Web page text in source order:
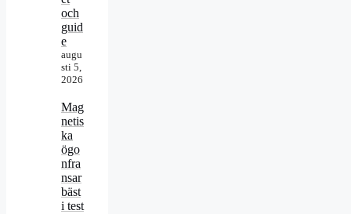
och
guid
e
augu
sti 5,
2026
Mag
netis
ka
ögo
nfra
nsar
bäst
i test